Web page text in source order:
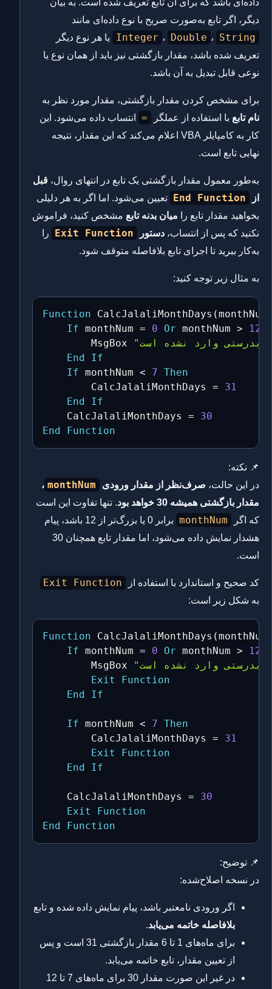
دیگر، اگر تابع به‌صورت صریح با نوع داده‌ای مانند
Integer ، Double ، String
یا هر نوع دیگر
تعریف شده باشد، مقدار بازگشتی نیز باید از همان نوع یا
نوعی قابل تبدیل به آن باشد.
برای مشخص کردن مقدار بازگشتی، مقدار مورد نظر به
نام تابع با استفاده از عملگر =
انتساب داده می‌شود. این
کار به کامپایلر VBA اعلام می‌کند که این مقدار، نتیجه
نهایی تابع است.
به‌طور معمول مقدار بازگشتی یک تابع در انتهای روال، قبل
از
End Function تعیین می‌شود. اما اگر به هر دلیلی
بخواهید مقدار تابع را میان بدنه تابع مشخص کنید، فراموش
نکنید که پس از انتساب، دستور Exit Function
را
به‌کار ببرید تا اجرای تابع بلافاصله متوقف شود.
به مثال زیر توجه کنید:
Function CalcJalaliMonthDays (
If monthNum = 0 Or monthNum > 12
        MsgBox
End
If
If monthNum < 7 Then
        CalcJalaliMonthDays
=
31
End
If
    CalcJalaliMonthDays
=
30
End
Function
📌 نکته:
در این حالت، صرف‌نظر از مقدار ورودی monthNum ،
مقدار بازگشتی همیشه 30 خواهد بود
. تنها تفاوت این است
که اگر
monthNum
برابر 0 یا بزرگ‌تر از 12 باشد، پیام
هشدار نمایش داده می‌شود، اما مقدار تابع همچنان 30
است.
کد صحیح و استاندارد با استفاده از Exit Function
به شکل زیر است:
Function CalcJalaliMonthDays (
If monthNum = 0 Or monthNum > 12
        MsgBox
Exit
Function
End
If
If monthNum < 7 Then
        CalcJalaliMonthDays
=
31
Exit
Function
End
If
    CalcJalaliMonthDays
=
30
Exit
Function
End
Function
📌 توضیح:
در نسخه اصلاح‌شده:
اگر ورودی نامعتبر باشد، پیام نمایش داده شده و تابع
بلافاصله خاتمه می‌یابد.
برای ماه‌های 1 تا 6 مقدار بازگشتی 31 است و پس
از تعیین مقدار، تابع خاتمه می‌یابد.
در غیر این صورت مقدار 30 برای ماه‌های 7 تا 12